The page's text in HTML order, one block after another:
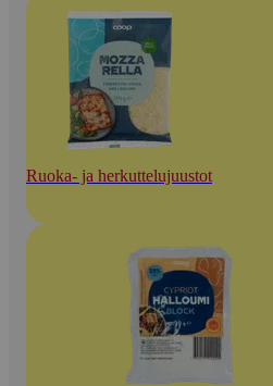
Ruoka- ja herkuttelujuustot